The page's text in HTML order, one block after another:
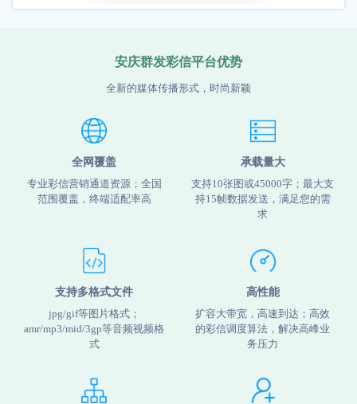
安庆群发彩信平台优势
全新的媒体传播形式，时尚新颖
全网覆盖
专业彩信营销通道资源；全国
范围覆盖，终端适配率高
承载量大
支持10张图或45000字；最大支
持15帧数据发送，满足您的需
求
支持多格式文件
jpg/gif等图片格式；
amr/mp3/mid/3gp等音频视频格
式
高性能
扩容大带宽，高速到达；高效
的彩信调度算法，解决高峰业
务压力